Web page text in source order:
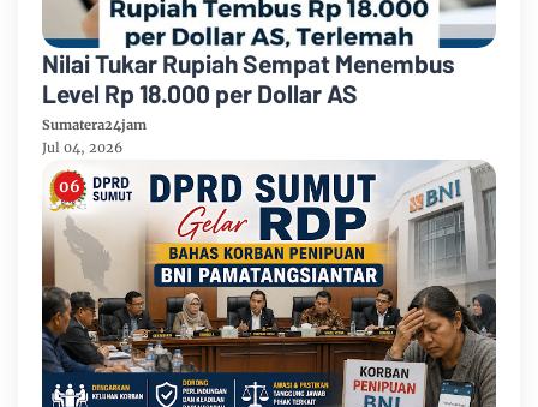
Nilai Tukar Rupiah Sempat Menembus
Level Rp 18.000 per Dollar AS
Sumatera24jam
Jul 04, 2026